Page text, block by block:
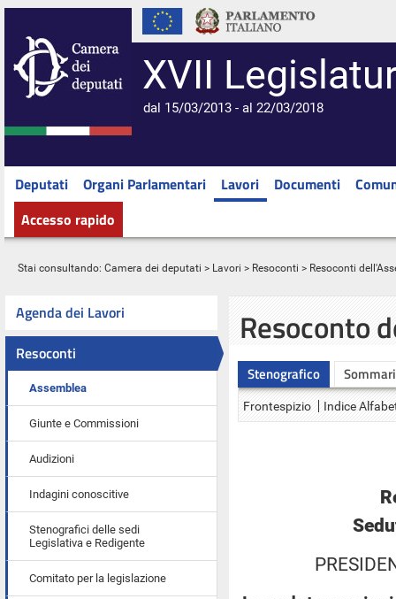
XVII
dal 15/03/2013 - al 22/03/2018
Deputati Organi Parlamentari Lavori Documenti
Accesso rapido
Stai consultando: Camera dei deputati > Lavori > Resoconti > Resoconti
Agenda dei Lavori
Resoconti
Assemblea
Giunte e Commissioni
Audizioni
Indagini conoscitive
Stenografici delle sedi
Legislativa e Redigente
Comitato per la legislazione
Resoconto
Stenografico
Frontespizio Indice